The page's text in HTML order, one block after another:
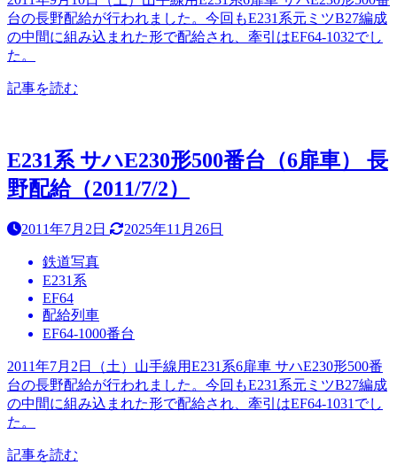
台の長野配給が行われました。今回もE231系元ミツB27編成
の中間に組み込まれた形で配給され、牽引はEF64-1032でし
た。
記事を読む
E231系 サハE230形500番台（6扉車） 長
野配給（2011/7/2）
2011年7月2日 2025年11月26日
鉄道写真
E231系
EF64
配給列車
EF64-1000番台
2011年7月2日（土）山手線用E231系6扉車 サハE230形500番
台の長野配給が行われました。今回もE231系元ミツB27編成
の中間に組み込まれた形で配給され、牽引はEF64-1031でし
た。
記事を読む